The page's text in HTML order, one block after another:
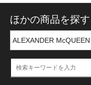
ほかの商品を探す